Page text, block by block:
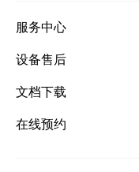
服务中心
设备售后
文档下载
在线预约